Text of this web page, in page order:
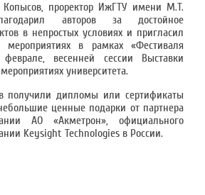
проректор ИжГТУ имени М.Т.
авторов за достойное
в непростых условиях и пригласил
мероприятиях в рамках «Фестиваля
весенней сессии Выставки
университета.
получили дипломы или сертификаты
ценные подарки от партнера
АО «Акметрон», официального
Keysight Technologies в России.